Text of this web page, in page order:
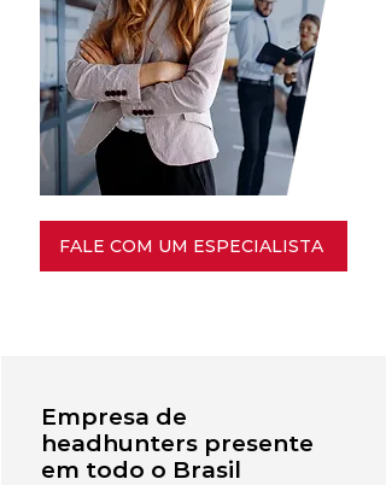
FALE COM UM ESPECIALISTA
Empresa de
headhunters presente
em todo o Brasil